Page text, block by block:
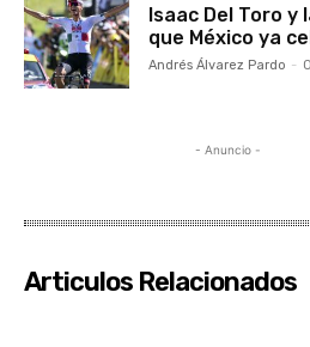
Isaac Del Toro y
que México ya
Andrés Álvarez Pardo -
- Anuncio -
Articulos Relacionados